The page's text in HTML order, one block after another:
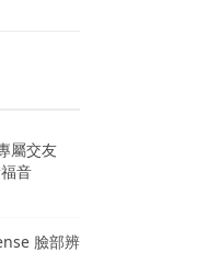
屬交友
音
臉部辨